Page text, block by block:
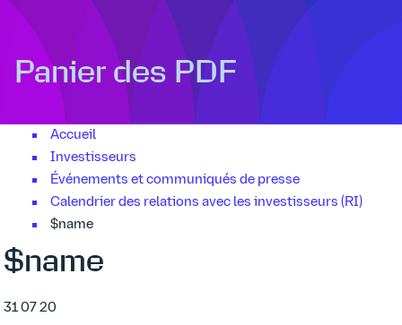
Panier des PDF
Accueil
Investisseurs
Événements et communiqués de presse
Calendrier des relations avec les investisseurs (RI)
$name
$name
31 07 20